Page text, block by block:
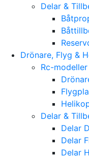
Delar &
Drönare, Flyg &
Rc-modeller
Delar &
Delar
Delar
Delar